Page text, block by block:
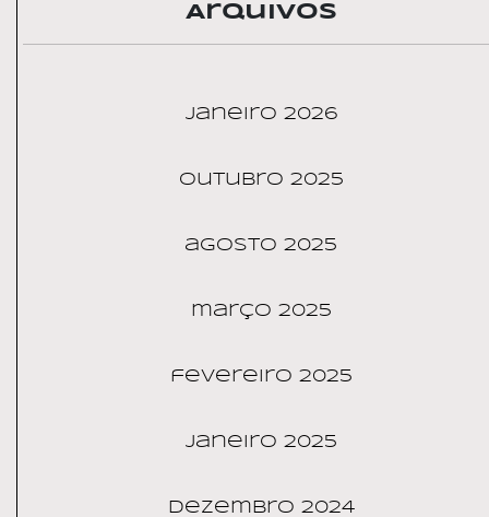
Arquivos
janeiro 2026
outubro 2025
agosto 2025
março 2025
fevereiro 2025
janeiro 2025
dezembro 2024